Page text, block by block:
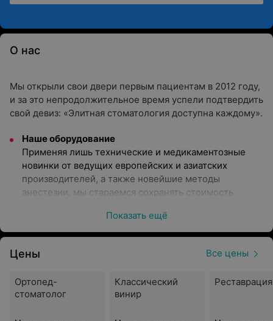
О нас
Мы открыли свои двери первым пациентам в 2012 году,
и за это непродолжительное время успели подтвердить
свой девиз: «Элитная стоматология доступна каждому».
Наше оборудование
Применяя лишь технические и медикаментозные
новинки от ведущих европейских и азиатских
производителей, а также новейшие методы
анестезии, мы стараемся сохранять стоимость
Специалисты клиники практикуют новаторский
подход к оказанию стоматологической помощи.
постоянное оттачивание профессиональных навыков
и умений, эффективное самосовершенствование,
Показать ещё
Цены Все цены
Ортопед-
стоматолог
Классический
винир